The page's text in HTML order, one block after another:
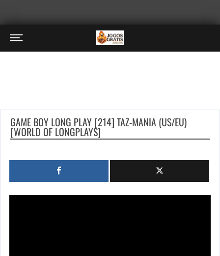
GAME BOY LONG PLAY [214] TAZ-MANIA (US/EU)
[WORLD OF LONGPLAYS]